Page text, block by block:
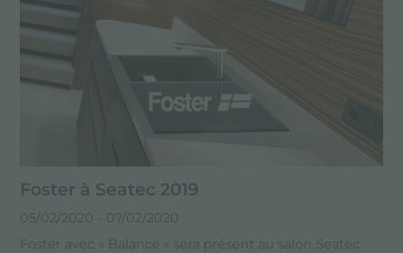
Foster à Seatec 2019
05/02/2020
- 07/02/2020
Foster avec « Balance » sera présent au salon Seatec